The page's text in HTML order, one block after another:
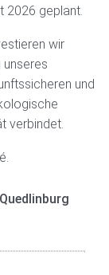
2026 geplant.
wir
unseres
und
verbindet.